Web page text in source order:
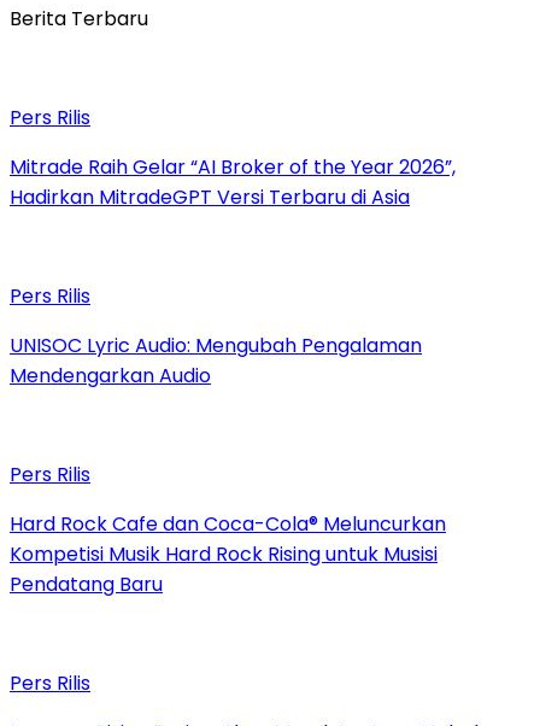
Berita Terbaru
Pers Rilis
Mitrade Raih Gelar “AI Broker of the Year 2026”,
Hadirkan MitradeGPT Versi Terbaru di Asia
Pers Rilis
UNISOC Lyric Audio: Mengubah Pengalaman
Mendengarkan Audio
Pers Rilis
Hard Rock Cafe dan Coca-Cola® Meluncurkan
Kompetisi Musik Hard Rock Rising untuk Musisi
Pendatang Baru
Pers Rilis